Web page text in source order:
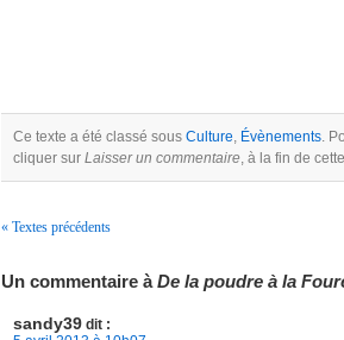
Ce texte a été classé sous Culture, Évènements.
cliquer sur Laisser un commentaire, à la fin de
« Textes précédents
Un commentaire àDe la poudre à la
sandy39 dit :